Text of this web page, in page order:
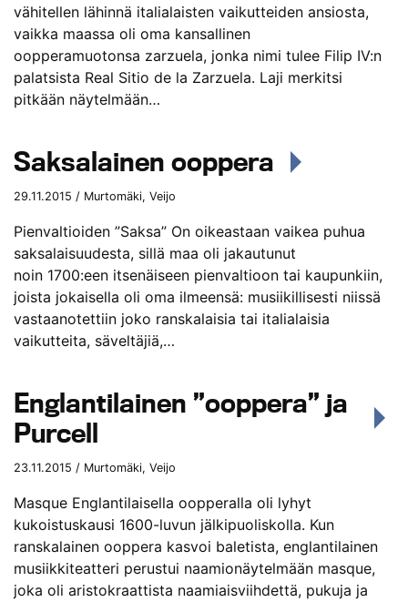
vähitellen lähinnä italialaisten vaikutteiden ansiosta,
vaikka maassa oli oma kansallinen
oopperamuotonsa zarzuela, jonka nimi tulee Filip IV:n
palatsista Real Sitio de la Zarzuela. Laji merkitsi
pitkään näytelmään…
Saksalainen ooppera
29.11.2015 / Murtomäki, Veijo
Pienvaltioiden ”Saksa” On oikeastaan vaikea puhua
saksalaisuudesta, sillä maa oli jakautunut
noin 1700:een itsenäiseen pienvaltioon tai kaupunkiin,
joista jokaisella oli oma ilmeensä: musiikillisesti niissä
vastaanotettiin joko ranskalaisia tai italialaisia
vaikutteita, säveltäjiä,…
Englantilainen ”ooppera” ja
Purcell
23.11.2015 / Murtomäki, Veijo
Masque Englantilaisella oopperalla oli lyhyt
kukoistuskausi 1600-luvun jälkipuoliskolla. Kun
ranskalainen ooppera kasvoi baletista, englantilainen
musiikkiteatteri perustui naamionäytelmään masque,
joka oli aristokraattista naamiaisviihdettä, pukuja ja